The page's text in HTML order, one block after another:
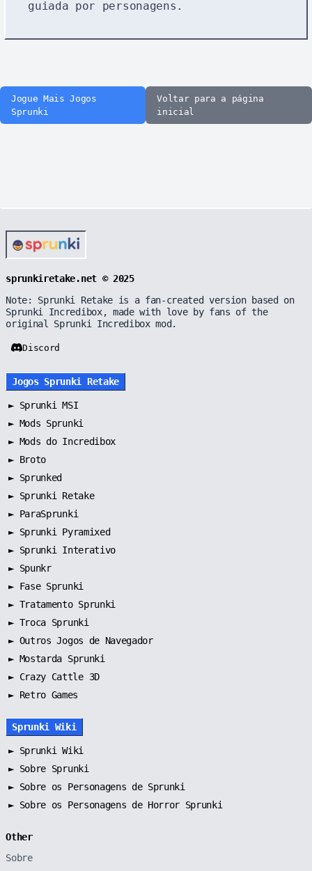
guiada por personagens.
Jogue Mais Jogos
Sprunki
Voltar para a página
inicial
sprunkiretake.net © 2025
Note: Sprunki Retake is a fan-created version based on
Sprunki Incredibox, made with love by fans of the
original Sprunki Incredibox mod.
Discord
Jogos Sprunki Retake
► Sprunki MSI
► Mods Sprunki
► Mods do Incredibox
► Broto
► Sprunked
► Sprunki Retake
► ParaSprunki
► Sprunki Pyramixed
► Sprunki Interativo
► Spunkr
► Fase Sprunki
► Tratamento Sprunki
► Troca Sprunki
► Outros Jogos de Navegador
► Mostarda Sprunki
► Crazy Cattle 3D
► Retro Games
Sprunki Wiki
► Sprunki Wiki
► Sobre Sprunki
► Sobre os Personagens de Sprunki
► Sobre os Personagens de Horror Sprunki
Other
Sobre